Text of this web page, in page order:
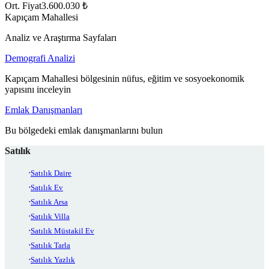
Ort. Fiyat3.600.030 ₺
Kapıçam Mahallesi
Analiz ve Araştırma Sayfaları
Demografi Analizi
Kapıçam Mahallesi bölgesinin nüfus, eğitim ve sosyoekonomik
yapısını inceleyin
Emlak Danışmanları
Bu bölgedeki emlak danışmanlarını bulun
Satılık
Satılık Daire
Satılık Ev
Satılık Arsa
Satılık Villa
Satılık Müstakil Ev
Satılık Tarla
Satılık Yazlık